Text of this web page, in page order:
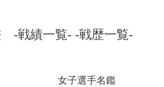
-戦績一覧- -戦歴一覧-
女子選手名鑑